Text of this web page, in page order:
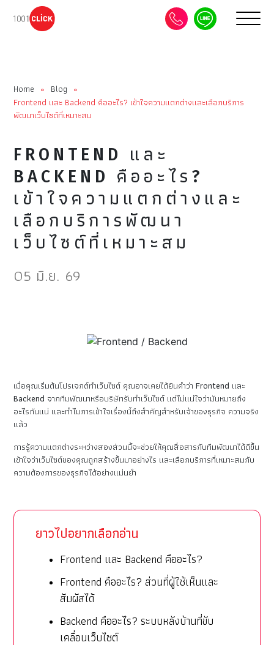
Home ∘ Blog ∘
Frontend และ Backend คืออะไร? เข้าใจความแตกต่างและเลือกบริการ
พัฒนาเว็บไซต์ที่เหมาะสม
FRONTEND และ
BACKEND คืออะไร?
เข้าใจความแตกต่างและ
เลือกบริการพัฒนา
เว็บไซต์ที่เหมาะสม
05 มิ.ย. 69
เมื่อคุณเริ่มต้นโปรเจกต์ทำเว็บไซต์ คุณอาจเคยได้ยินคำว่าFrontend และ
Backend จากทีมพัฒนาหรือบริษัทรับทำเว็บไซต์ แต่ไม่แน่ใจว่ามันหมายถึง
อะไรกันแน่ และทำไมการเข้าใจเรื่องนี้ถึงสำคัญสำหรับเจ้าของธุรกิจ ความจริง
แล้ว
การรู้ความแตกต่างระหว่างสองส่วนนี้จะช่วยให้คุณสื่อสารกับทีมพัฒนาได้ดีขึ้น
เข้าใจว่าเว็บไซต์ของคุณถูกสร้างขึ้นมาอย่างไร และเลือกบริการที่เหมาะสมกับ
ความต้องการของธุรกิจได้อย่างแม่นยำ
ยาวไปอยากเลือกอ่าน
Frontend และ Backend คืออะไร?
Frontend คืออะไร? ส่วนที่ผู้ใช้เห็นและ
สัมผัสได้
Backend คืออะไร? ระบบหลังบ้านที่ขับ
เคลื่อนเว็บไซต์